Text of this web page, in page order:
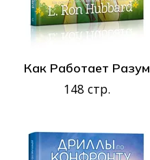
Как Работает Разум
148 стр.